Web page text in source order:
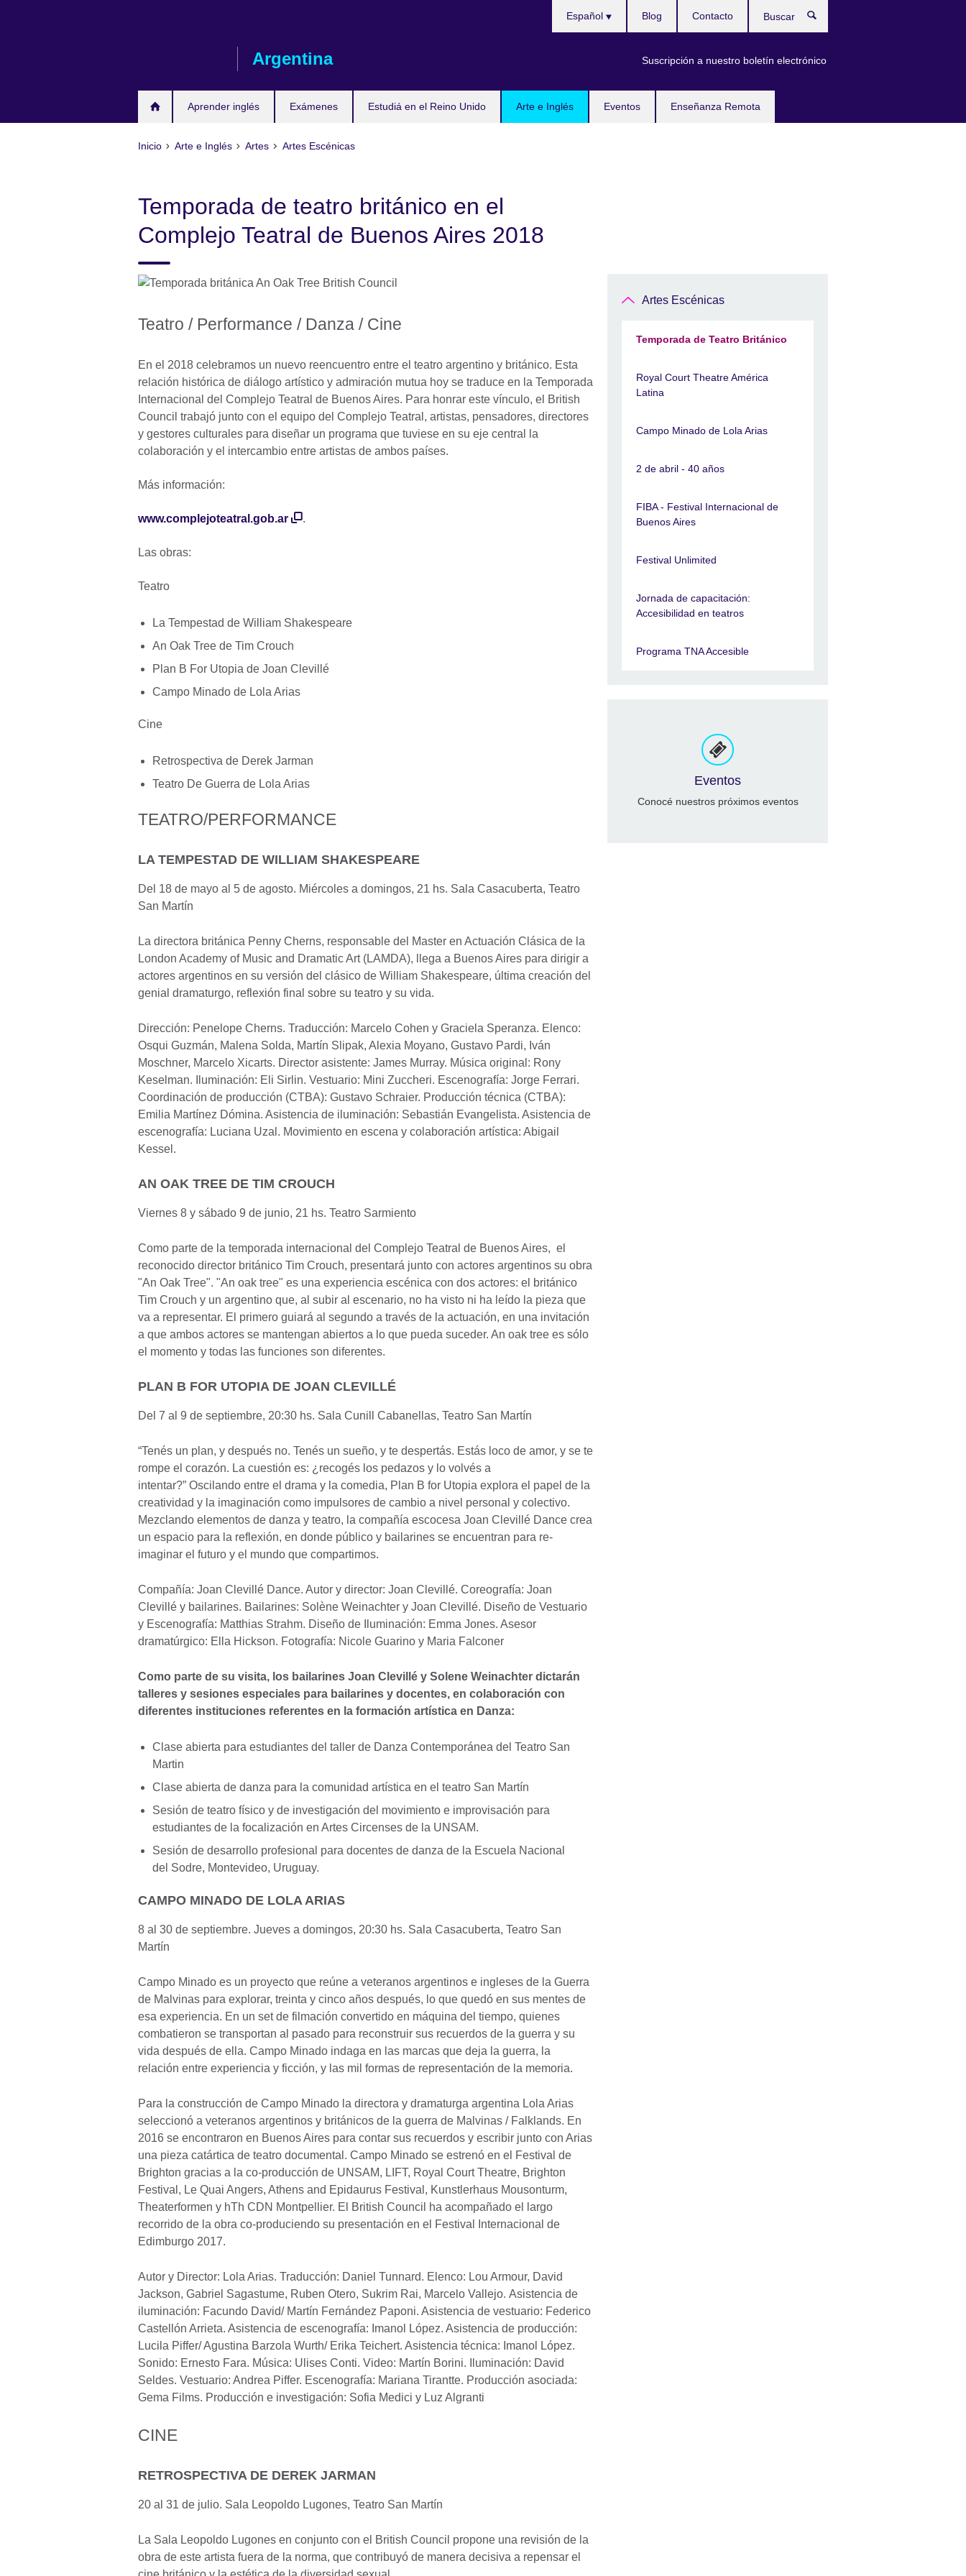
Argentina
Aprender inglés Exámenes Estudiá en el Reino Unido Arte e Inglés Eventos Enseñanza Remota
Español
Suscripción a nuestro boletín electrónico
Blog Contacto
Inicio Arte e Inglés Artes Artes Escénicas
Temporada de teatro británico en el
Complejo Teatral de Buenos Aires 2018
Teatro / Performance / Danza / Cine
En el 2018 celebramos un nuevo reencuentro entre el teatro argentino y británico. Esta
relación histórica de diálogo artístico y admiración mutua hoy se traduce en la Temporada
Internacional del Complejo Teatral de Buenos Aires. Para honrar este vínculo, el British
Council trabajó junto con el equipo del Complejo Teatral, artistas, pensadores, directores
y gestores culturales para diseñar un programa que tuviese en su eje central la
colaboración y el intercambio entre artistas de ambos países.
Más información:
www.complejoteatral.gob.ar .
Las obras:
Teatro
La Tempestad de William Shakespeare
An Oak Tree de Tim Crouch
Plan B For Utopia de Joan Clevillé
Campo Minado de Lola Arias
Cine
Retrospectiva de Derek Jarman
Teatro De Guerra de Lola Arias
TEATRO/PERFORMANCE
LA TEMPESTAD DE WILLIAM SHAKESPEARE
Del 18 de mayo al 5 de agosto. Miércoles a domingos, 21 hs. Sala Casacuberta, Teatro
San Martín
La directora británica Penny Cherns, responsable del Master en Actuación Clásica de la
London Academy of Music and Dramatic Art (LAMDA), llega a Buenos Aires para dirigir a
actores argentinos en su versión del clásico de William Shakespeare, última creación del
genial dramaturgo, reflexión final sobre su teatro y su vida.
Dirección: Penelope Cherns. Traducción: Marcelo Cohen y Graciela Speranza. Elenco:
Osqui Guzmán, Malena Solda, Martín Slipak, Alexia Moyano, Gustavo Pardi, Iván
Moschner, Marcelo Xicarts. Director asistente: James Murray. Música original: Rony
Keselman. Iluminación: Eli Sirlin. Vestuario: Mini Zuccheri. Escenografía: Jorge Ferrari.
Coordinación de producción (CTBA): Gustavo Schraier. Producción técnica (CTBA):
Emilia Martínez Dómina. Asistencia de iluminación: Sebastián Evangelista. Asistencia de
escenografía: Luciana Uzal. Movimiento en escena y colaboración artística: Abigail
Kessel.
AN OAK TREE DE TIM CROUCH
Viernes 8 y sábado 9 de junio, 21 hs. Teatro Sarmiento
Como parte de la temporada internacional del Complejo Teatral de Buenos Aires, el
reconocido director británico Tim Crouch, presentará junto con actores argentinos su obra
"An Oak Tree". "An oak tree" es una experiencia escénica con dos actores: el británico
Tim Crouch y un argentino que, al subir al escenario, no ha visto ni ha leído la pieza que
va a representar. El primero guiará al segundo a través de la actuación, en una invitación
a que ambos actores se mantengan abiertos a lo que pueda suceder. An oak tree es sólo
el momento y todas las funciones son diferentes.
PLAN B FOR UTOPIA DE JOAN CLEVILLÉ
Del 7 al 9 de septiembre, 20:30 hs. Sala Cunill Cabanellas, Teatro San Martín
“Tenés un plan, y después no. Tenés un sueño, y te despertás. Estás loco de amor, y se te
rompe el corazón. La cuestión es: ¿recogés los pedazos y lo volvés a
intentar?” Oscilando entre el drama y la comedia, Plan B for Utopia explora el papel de la
creatividad y la imaginación como impulsores de cambio a nivel personal y colectivo.
Mezclando elementos de danza y teatro, la compañía escocesa Joan Clevillé Dance crea
un espacio para la reflexión, en donde público y bailarines se encuentran para re-
imaginar el futuro y el mundo que compartimos.
Compañía: Joan Clevillé Dance. Autor y director: Joan Clevillé. Coreografía: Joan
Clevillé y bailarines. Bailarines: Solène Weinachter y Joan Clevillé. Diseño de Vestuario
y Escenografía: Matthias Strahm. Diseño de Iluminación: Emma Jones. Asesor
dramatúrgico: Ella Hickson. Fotografía: Nicole Guarino y Maria Falconer
Como parte de su visita, los bailarines Joan Clevillé y Solene Weinachter dictarán
talleres y sesiones especiales para bailarines y docentes, en colaboración con
diferentes instituciones referentes en la formación artística en Danza:
Clase abierta para estudiantes del taller de Danza Contemporánea del Teatro San
Martin
Clase abierta de danza para la comunidad artística en el teatro San Martín
Sesión de teatro físico y de investigación del movimiento e improvisación para
estudiantes de la focalización en Artes Circenses de la UNSAM.
Sesión de desarrollo profesional para docentes de danza de la Escuela Nacional
del Sodre, Montevideo, Uruguay.
CAMPO MINADO DE LOLA ARIAS
8 al 30 de septiembre. Jueves a domingos, 20:30 hs. Sala Casacuberta, Teatro San
Martín
Campo Minado es un proyecto que reúne a veteranos argentinos e ingleses de la Guerra
de Malvinas para explorar, treinta y cinco años después, lo que quedó en sus mentes de
esa experiencia. En un set de filmación convertido en máquina del tiempo, quienes
combatieron se transportan al pasado para reconstruir sus recuerdos de la guerra y su
vida después de ella. Campo Minado indaga en las marcas que deja la guerra, la
relación entre experiencia y ficción, y las mil formas de representación de la memoria.
Para la construcción de Campo Minado la directora y dramaturga argentina Lola Arias
seleccionó a veteranos argentinos y británicos de la guerra de Malvinas / Falklands. En
2016 se encontraron en Buenos Aires para contar sus recuerdos y escribir junto con Arias
una pieza catártica de teatro documental. Campo Minado se estrenó en el Festival de
Brighton gracias a la co-producción de UNSAM, LIFT, Royal Court Theatre, Brighton
Festival, Le Quai Angers, Athens and Epidaurus Festival, Kunstlerhaus Mousonturm,
Theaterformen y hTh CDN Montpellier. El British Council ha acompañado el largo
recorrido de la obra co-produciendo su presentación en el Festival Internacional de
Edimburgo 2017.
Autor y Director: Lola Arias. Traducción: Daniel Tunnard. Elenco: Lou Armour, David
Jackson, Gabriel Sagastume, Ruben Otero, Sukrim Rai, Marcelo Vallejo. Asistencia de
iluminación: Facundo David/ Martín Fernández Paponi. Asistencia de vestuario: Federico
Castellón Arrieta. Asistencia de escenografía: Imanol López. Asistencia de producción:
Lucila Piffer/ Agustina Barzola Wurth/ Erika Teichert. Asistencia técnica: Imanol López.
Sonido: Ernesto Fara. Música: Ulises Conti. Video: Martín Borini. Iluminación: David
Seldes. Vestuario: Andrea Piffer. Escenografía: Mariana Tirantte. Producción asociada:
Gema Films. Producción e investigación: Sofia Medici y Luz Algranti
CINE
RETROSPECTIVA DE DEREK JARMAN
20 al 31 de julio. Sala Leopoldo Lugones, Teatro San Martín
La Sala Leopoldo Lugones en conjunto con el British Council propone una revisión de la
obra de este artista fuera de la norma, que contribuyó de manera decisiva a repensar el
Artes Escénicas
Temporada de Teatro Británico
Royal Court Theatre América
Latina
Campo Minado de Lola Arias
2 de abril - 40 años
FIBA - Festival Internacional de
Buenos Aires
Festival Unlimited
Jornada de capacitación:
Accesibilidad en teatros
Programa TNA Accesible
Eventos
Conocé nuestros próximos eventos